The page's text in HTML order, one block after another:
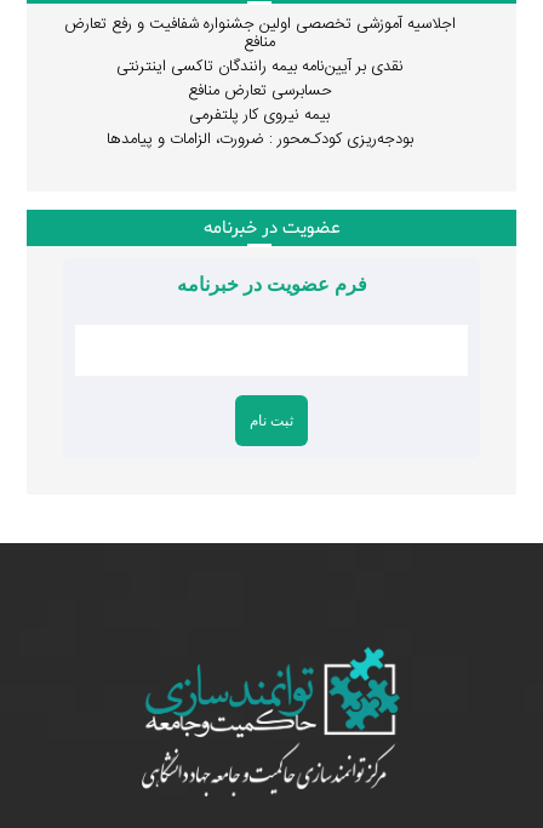
اجلاسیه آموزشی تخصصی اولین جشنواره شفافیت و رفع تعارض
منافع
نقدی بر آیین‌نامه بیمه رانندگان تاکسی اینترنتی
حسابرسی تعارض منافع
بیمه نیروی کار پلتفرمی
بودجه‌ریزی کودک‌محور : ضرورت، الزامات و پیامدها
عضویت در خبرنامه
فرم عضویت در خبرنامه